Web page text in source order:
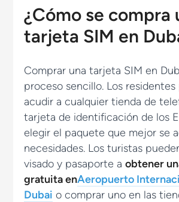
¿Cómo se compra
tarjeta SIM en
Comprar una tarjeta SIM en
proceso sencillo. Los residentes
acudir a cualquier tienda de
tarjeta de identificación de los
elegir el paquete que mejor se
necesidades. Los turistas
visado y pasaporte aobtener
gratuita enAeropuerto
Dubai o comprar uno en las